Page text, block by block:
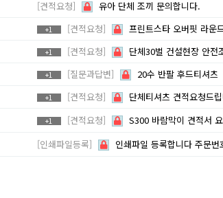
[견적요청] 유아 단체 조끼 문의합니다.
+1 [견적요청] 프린트스타 오버핏 라운
+1 [견적요청] 단체30벌 건설현장 안전
+1 [질문과답변] 20수 반팔 후드티셔츠
+1 [견적요청] 단체티셔츠 견적요청드
+1 [견적요청] S300 바람막이 견적서
[인쇄파일등록] 인쇄파일 등록합니다 주문